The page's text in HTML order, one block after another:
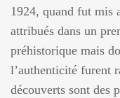
1924, quand fut mis
attribués dans un
préhistorique mais
l’authenticité furent
découverts sont des